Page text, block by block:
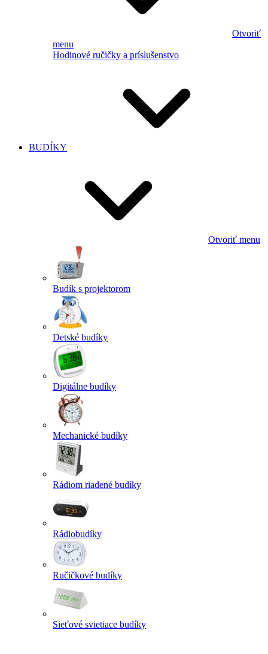
Otvoriť
menu
Hodinové ručičky a príslušenstvo
BUDÍKY
Otvoriť menu
Budík s projektorom
Detské budíky
Digitálne budíky
Mechanické budíky
Rádiom riadené budíky
Rádiobudíky
Ručičkové budíky
Sieťové svietiace budíky